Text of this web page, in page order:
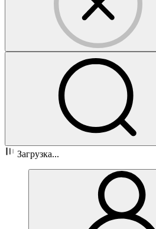
Загрузка...